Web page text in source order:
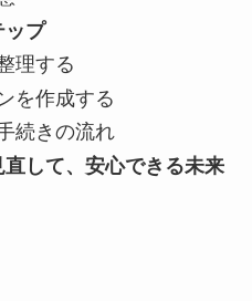
ップ
理する
を作成する
続きの流れ
して、安心できる未来